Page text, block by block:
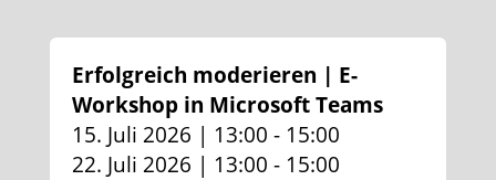
Erfolgreich moderieren | E-
Workshop in Microsoft Teams
15. Juli 2026 | 13:00 - 15:00
22. Juli 2026 | 13:00 - 15:00